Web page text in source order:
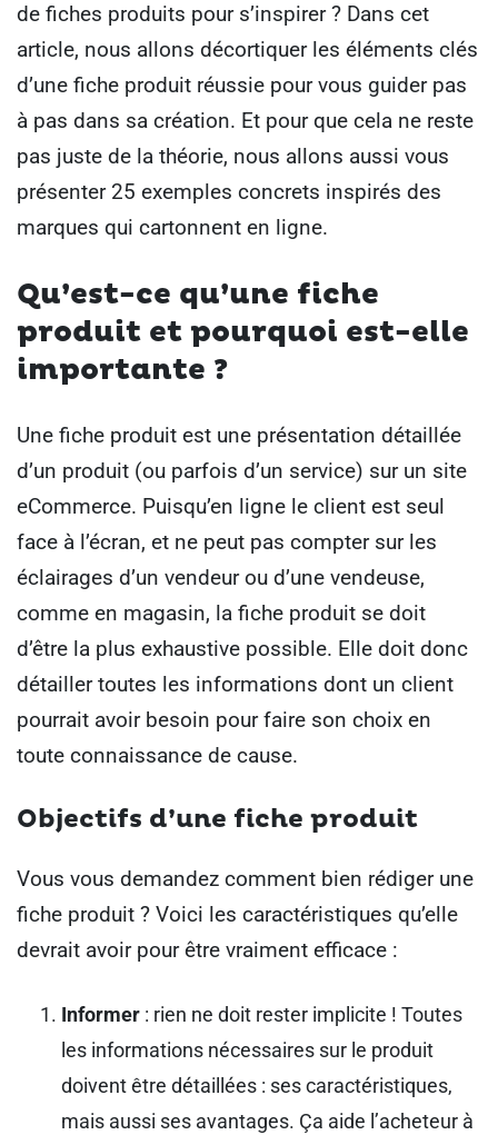
de fiches produits pour s’inspirer ? Dans cet
article, nous allons décortiquer les éléments clés
d’une fiche produit réussie pour vous guider pas
à pas dans sa création. Et pour que cela ne reste
pas juste de la théorie, nous allons aussi vous
présenter 25 exemples concrets inspirés des
marques qui cartonnent en ligne.
Qu’est-ce qu’une fiche
produit et pourquoi est-elle
importante ?
Une fiche produit est une présentation détaillée
d’un produit (ou parfois d’un service) sur un site
eCommerce. Puisqu’en ligne le client est seul
face à l’écran, et ne peut pas compter sur les
éclairages d’un vendeur ou d’une vendeuse,
comme en magasin, la fiche produit se doit
d’être la plus exhaustive possible. Elle doit donc
détailler toutes les informations dont un client
pourrait avoir besoin pour faire son choix en
toute connaissance de cause.
Objectifs d’une fiche produit
Vous vous demandez comment bien rédiger une
fiche produit ? Voici les caractéristiques qu’elle
devrait avoir pour être vraiment efficace :
Informer : rien ne doit rester implicite ! Toutes
les informations nécessaires sur le produit
doivent être détaillées : ses caractéristiques,
mais aussi ses avantages. Ça aide l’acheteur à